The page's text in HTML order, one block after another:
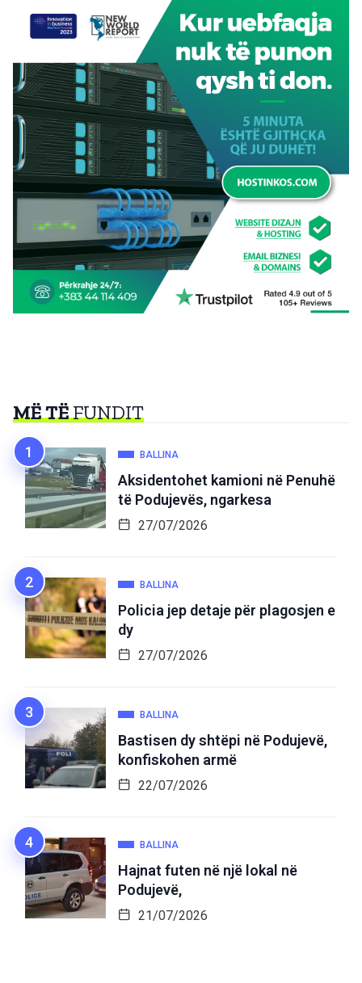
MË TËFUNDIT
BALLINA
Aksidentohet kamioni në Penuhë
të Podujevës, ngarkesa
27/07/2026
BALLINA
Policia jep detaje për plagosjen e
dy
27/07/2026
BALLINA
Bastisen dy shtëpi në Podujevë,
konfiskohen armë
22/07/2026
BALLINA
Hajnat futen në një lokal në
Podujevë,
21/07/2026